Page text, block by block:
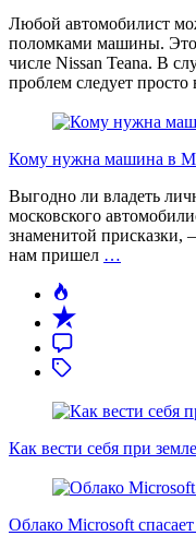
Любой автомобилист
поломками машины. Это
числе Nissan Teana. В
проблем следует просто
Кому нужна машина в
Выгодно ли владеть
московского
знаменитой присказки,
нам пришел …
Как вести себя при
Облако Microsoft